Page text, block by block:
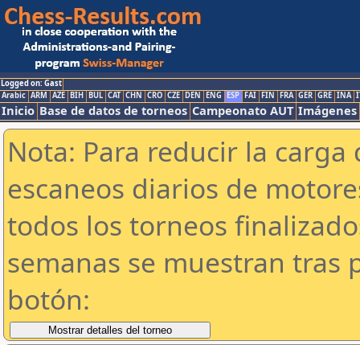
Logged on: Gast
Arabic ARM AZE BIH BUL CAT CHN CRO CZE DEN ENG ESP FAI FIN FRA GER GRE INA
Inicio Base de datos de torneos Campeonato AUT Imágenes
Nota: Para reducir la
escaneos diarios de
todos los torneos
semanas se muestran tras
botón: